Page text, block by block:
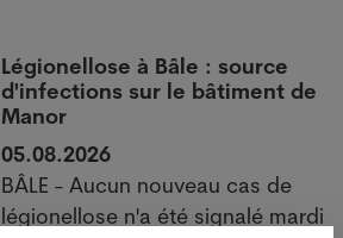
Légionellose à Bâle : source
d'infections sur le bâtiment de
Manor
05.08.2026
BÂLE - Aucun nouveau cas de
légionellose n'a été signalé mardi